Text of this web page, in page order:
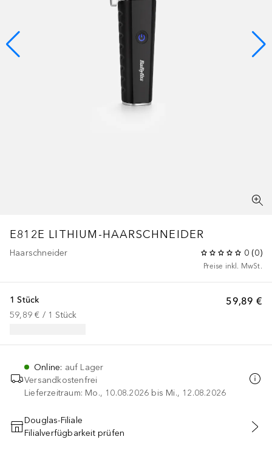
E812E LITHIUM-HAARSCHNEIDER
Haarschneider 0 (0)
Preise inkl. MwSt.
59,89 €
1 Stück
59,89 € / 1 Stück
Online: auf Lager
Versandkostenfrei
Lieferzeitraum: Mo., 10.08.2026 bis Mi., 12.08.2026
IN DEN WARENKORB
Douglas-Filiale
Filialverfügbarkeit prüfen